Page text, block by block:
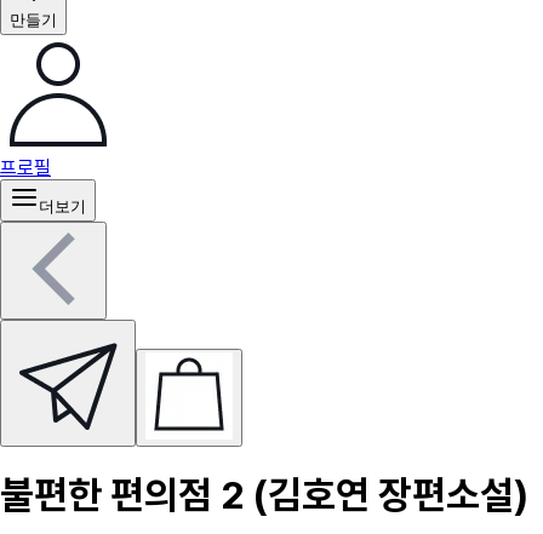
만들기
프로필
더보기
불편한 편의점 2 (김호연 장편소설)